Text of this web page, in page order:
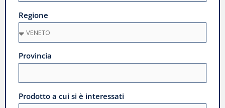
Regione
Provincia
Prodotto a cui si è interessati